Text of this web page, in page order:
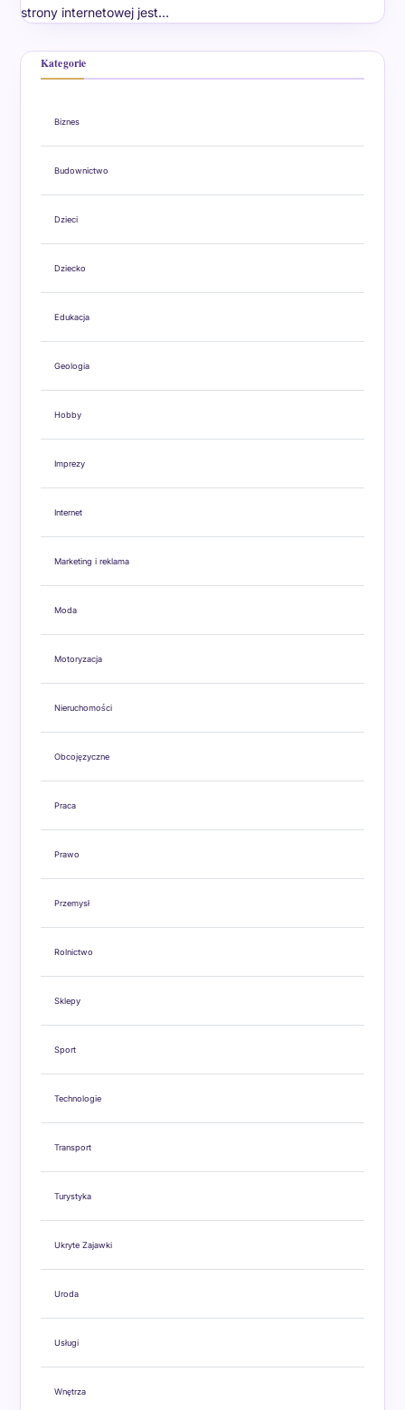
strony internetowej jest…
Kategorie
Biznes
Budownictwo
Dzieci
Dziecko
Edukacja
Geologia
Hobby
Imprezy
Internet
Marketing i reklama
Moda
Motoryzacja
Nieruchomości
Obcojęzyczne
Praca
Prawo
Przemysł
Rolnictwo
Sklepy
Sport
Technologie
Transport
Turystyka
Ukryte Zajawki
Uroda
Usługi
Wnętrza